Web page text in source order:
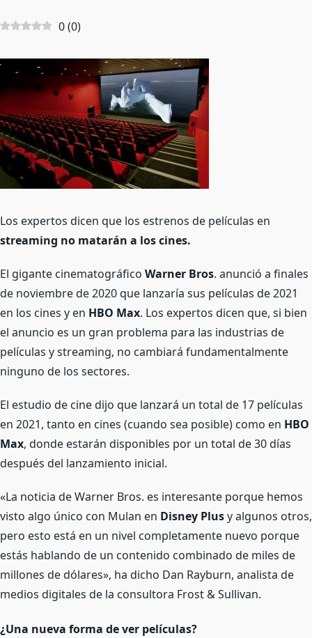
0(0)
Los expertos dicen que los estrenos de películas en
streaming no matarán a los cines.
El gigante cinematográfico Warner Bros. anunció a finales
de noviembre de 2020 que lanzaría sus películas de 2021
en los cines y en HBO Max. Los expertos dicen que, si bien
el anuncio es un gran problema para las industrias de
películas y streaming, no cambiará fundamentalmente
ninguno de los sectores.
El estudio de cine dijo que lanzará un total de 17 películas
en 2021, tanto en cines (cuando sea posible) como en HBO
Max, donde estarán disponibles por un total de 30 días
después del lanzamiento inicial.
«La noticia de Warner Bros. es interesante porque hemos
visto algo único con Mulan en Disney Plusy algunos otros,
pero esto está en un nivel completamente nuevo porque
estás hablando de un contenido combinado de miles de
millones de dólares», ha dicho Dan Rayburn, analista de
medios digitales de la consultora Frost & Sullivan.
¿Una nueva forma de ver películas?